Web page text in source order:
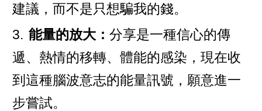
建議，而不是只想騙我的錢。
3. 能量的放大： 分享是一種信心的傳
遞、熱情的移轉、體能的感染，現在收
到這種腦波意志的能量訊號，願意進一
步嘗試。